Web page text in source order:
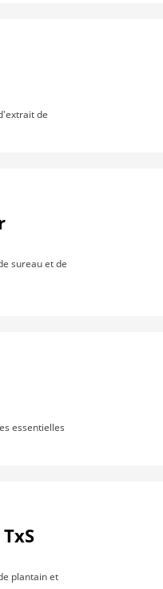
de
sureau et de
essentielles
plantain et